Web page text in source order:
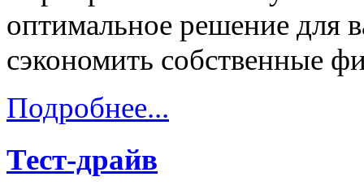
оптимальное решение для
сэкономить собственные
Подробнее...
Тест-драйв